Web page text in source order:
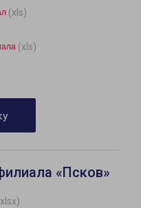
(xls)
(xls)
«Псков»